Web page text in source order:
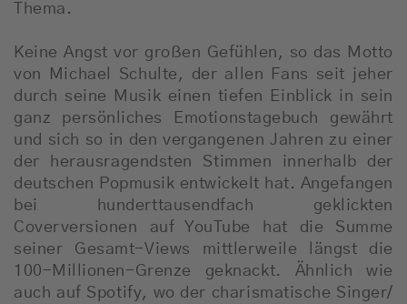
Thema.
Keine Angst vor großen Gefühlen, so das Motto
von Michael Schulte, der allen Fans seit jeher
durch seine Musik einen tiefen Einblick in sein
ganz persönliches Emotionstagebuch gewährt
und sich so in den vergangenen Jahren zu einer
der herausragendsten Stimmen innerhalb der
deutschen Popmusik entwickelt hat. Angefangen
bei hunderttausendfach geklickten
Coverversionen auf YouTube hat die Summe
seiner Gesamt-Views mittlerweile längst die
100-Millionen-Grenze geknackt. Ähnlich wie
auch auf Spotify, wo der charismatische Singer/